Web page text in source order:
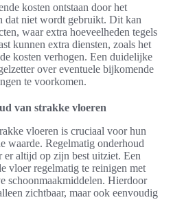
kosten ontstaan door het
dat niet wordt gebruikt. Dit kan
waar extra hoeveelheden tegels
kunnen extra diensten, zoals het
kosten verhogen. Een duidelijke
over eventuele bijkomende
te voorkomen.
van strakke vloeren
vloeren is cruciaal voor hun
waarde. Regelmatig onderhoud
er altijd op zijn best uitziet. Een
vloer regelmatig te reinigen met
schoonmaakmiddelen. Hierdoor
zichtbaar, maar ook eenvoudig